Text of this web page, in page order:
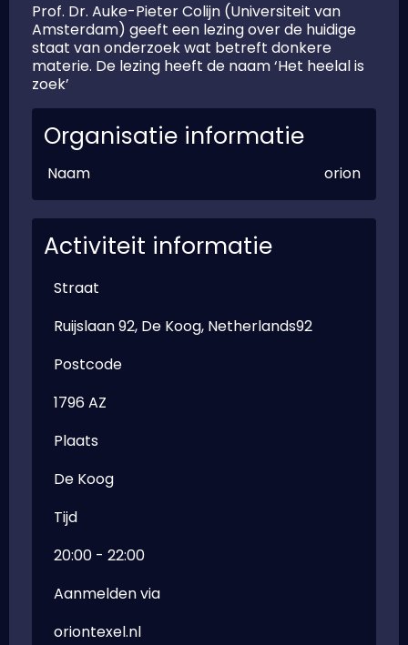
Prof. Dr. Auke-Pieter Colijn (Universiteit van
Amsterdam) geeft een lezing over de huidige
staat van onderzoek wat betreft donkere
materie. De lezing heeft de naam ‘Het heelal is
zoek’
Organisatie informatie
Naam orion
Activiteit informatie
Straat
Ruijslaan 92, De Koog, Netherlands92
Postcode
1796 AZ
Plaats
De Koog
Tijd
20:00 - 22:00
Aanmelden via
oriontexel.nl